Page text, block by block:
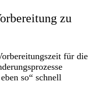
zu
für die
so“ schnell